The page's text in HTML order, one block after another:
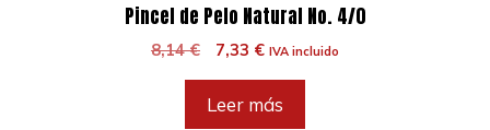
Pincel de Pelo Natural No. 4/0
8,14€
El
original
era:
7,33 €El
actual
es:
IVA incluido
Leer más